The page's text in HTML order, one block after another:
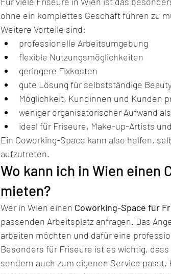
ohne ein komplettes Geschäft führen zu
Weitere Vorteile sind:
professionelle Arbeitsumgebung
flexible Nutzungsmöglichkeiten
geringere Fixkosten
gute Lösung für selbstständige
Möglichkeit, Kundinnen und Kunden
weniger organisatorischer Aufwand
ideal für Friseure, Make-up-Artists
Ein Coworking-Space kann also helfen,
aufzutreten.
Wo kann ich in Wien einen
mieten?
Wer in Wien einen Coworking-Space für
passenden Arbeitsplatz anfragen. Das
arbeiten möchten und dafür eine
Besonders für Friseure ist es wichtig,
sondern auch zum eigenen Service